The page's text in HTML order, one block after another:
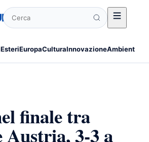
EsteriEuropaCulturaInnovazioneAmbiente
Cerca
finale tra
Austria, 3-3 a